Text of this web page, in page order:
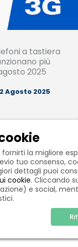
a tastiera
più
2025
2 Agosto 2025
la migliore
tuo consenso,
dettagli puoi
cookie. Cliccando
e social,